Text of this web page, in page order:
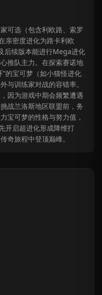
可选（包含利欧路、索罗
亲密度进化为路卡利欧
后续版本能进行Mega进化
推队主力。在探索赛诺地
的宝可梦（如小猫怪进化
与训练家对战的容错率。
因为游戏中期会频繁遭遇
战兰洛斯地区联盟前，务
宝可梦的性格与努力值，
开启超进化形成降维打
奇旅程中登顶巅峰。